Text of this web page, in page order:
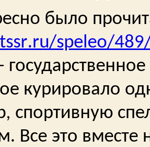
было
tssr.ru/speleo/
курировало
спортивную
Все это вместе